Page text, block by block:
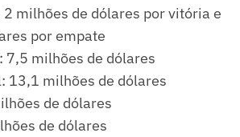
2 milhões de dólares por vitória e
por empate
7,5 milhões de dólares
13,1 milhões de dólares
de dólares
de dólares